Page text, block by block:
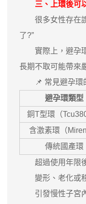
三、上環後可
很多女性存在誤
了?”
實際上，避孕環
長期不取可能帶來
📌 常見避孕環
避孕環類型
銅T型環（
含激素環（
傳統國產環
超過使用年限後
變形、老化或移
引發慢性子宮內